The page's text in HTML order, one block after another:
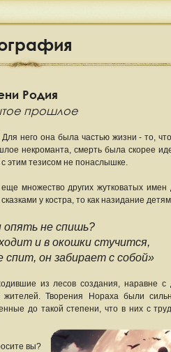
Родия
прошлое
него она была частью жизни - то,
некроманта, смерть была скорее
этим тезисом не понаслышке.
множество других жутковатых имен
у костра, то как назидание детям.
не спишь?
и в окошки стучится,
спит, он забирает с собой»
из лесов создания, наравне с
жителей. Творения Нораха были
до такой степени, что в них с
вы?